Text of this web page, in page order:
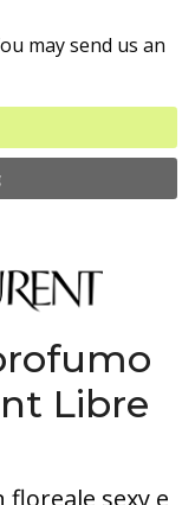
may send us an
Libre
sexy e